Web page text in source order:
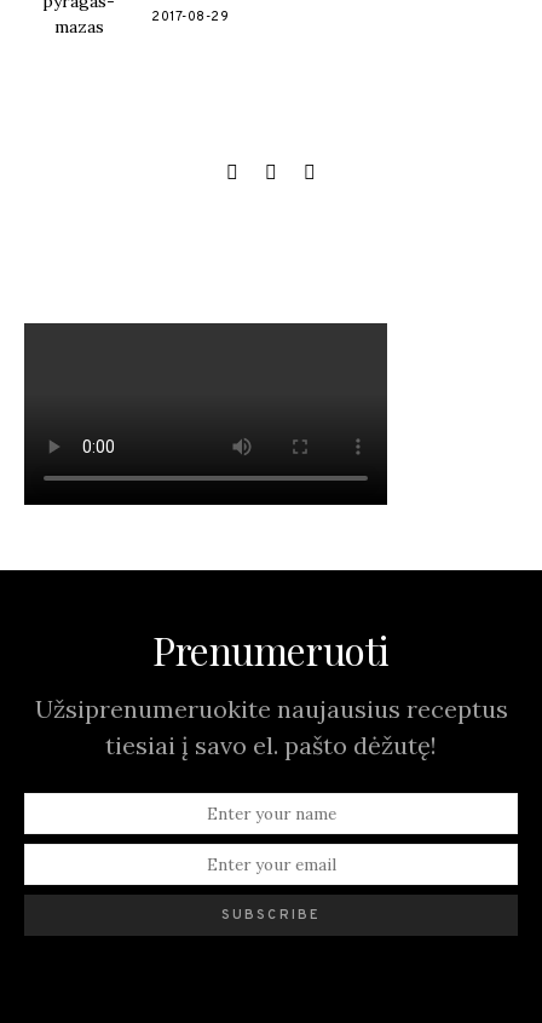
2017-08-29
Prenumeruoti
Užsiprenumeruokite naujausius receptus
tiesiai į savo el. pašto dėžutę!
SUBSCRIBE